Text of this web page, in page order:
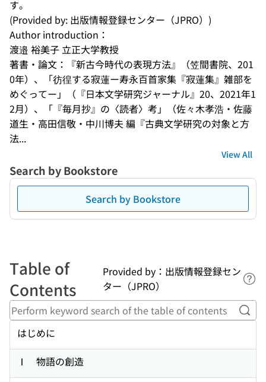
す。
(Provided by: 出版情報登録センター（JPRO）)
Author introduction：
渡邉 裕美子 立正大学教授
著書・論文：『新古今時代の表現方法』（笠間書院、201
0年）、「彷徨する寂蓮ー寿永百首家集『寂蓮集』雑部を
めぐってー」（『日本文学研究ジャーナル』20、2021年1
2月）、「『毎月抄』の〈読者〉考」（佐々木孝浩・佐藤
道生・高田信敬・中川博夫 編『古典文学研究の対象と方
法...
View All
Search by Bookstore
Search by Bookstore
Table of
Contents
Provided by：出版情報登録セン
ター（JPRO）
はじめに
Ⅰ 物語の創造